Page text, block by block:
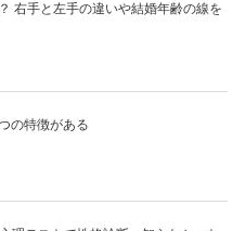
右手と左手の違いや結婚年齢の線を
の特徴がある